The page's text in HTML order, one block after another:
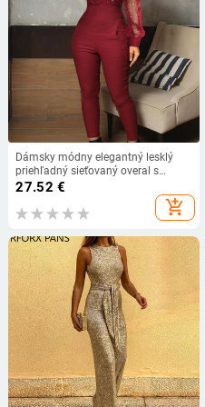
Dámsky módny elegantný lesklý
priehľadný sieťovaný overal s
trblietkami a vreckami
27.52 €
add_shopping_cart